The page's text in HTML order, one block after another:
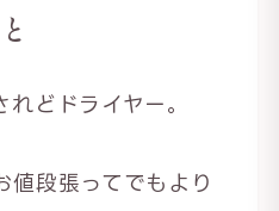
どドライヤー。
値段張ってでもより